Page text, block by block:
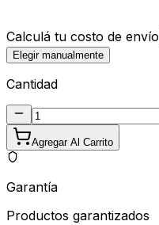
Calculá tu costo de envío
Elegir manualmente
Cantidad
Agregar Al Carrito
Garantía
Productos garantizados